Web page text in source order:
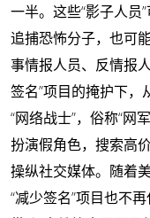
一半。这些“影子人员
追捕恐怖分子，也可
事情报人员、反情报
签名”项目的掩护下
“网络战士”，俗称“网
扮演假角色，搜索高
操纵社交媒体。随着
“减少签名”项目也不